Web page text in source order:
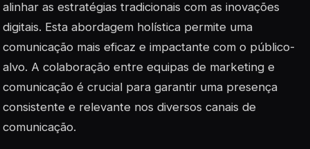
alinhar as estratégias tradicionais com as inovações
digitais. Esta abordagem holística permite uma
comunicação mais eficaz e impactante com o público-
alvo. A colaboração entre equipas de marketing e
comunicação é crucial para garantir uma presença
consistente e relevante nos diversos canais de
comunicação.